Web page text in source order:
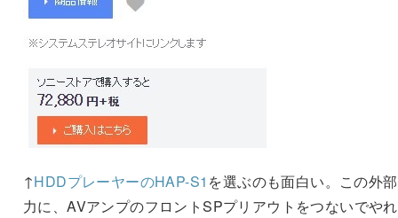
↑HDDプレーヤーのHAP-S1 を選ぶのも面白い。この外
力に、AVアンプのフロントSPプリアウトをつないでやれ